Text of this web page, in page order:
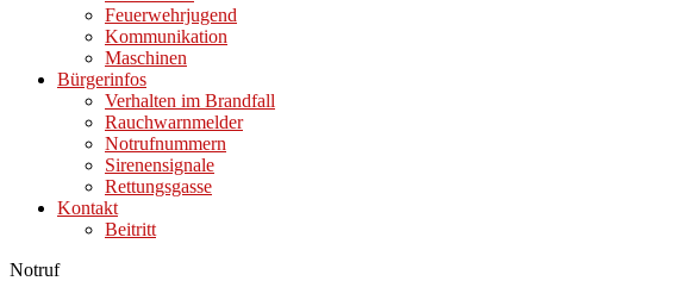
Feuerwehrjugend
Kommunikation
Maschinen
Bürgerinfos
Verhalten im Brandfall
Rauchwarnmelder
Notrufnummern
Sirenensignale
Rettungsgasse
Kontakt
Beitritt
Notruf